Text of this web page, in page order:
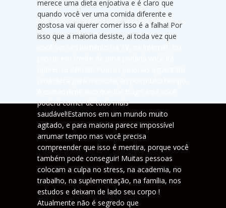
merece uma dieta enjoativa e é claro que
quando você ver uma comida diferente e
gostosa vai querer comer isso é a falha! Por
isso que a maioria desiste, ai toda vez que
poderá comer de tudo mais
saudável!Estamos em um mundo muito
agitado, e para maioria parece impossível
arrumar tempo mas você precisa
compreender que isso é mentira, porque você
também pode conseguir! Muitas pessoas
colocam a culpa no stress, na academia, no
trabalho, na suplementação, na família, nos
estudos e deixam de lado seu corpo !
Atualmente não é segredo que